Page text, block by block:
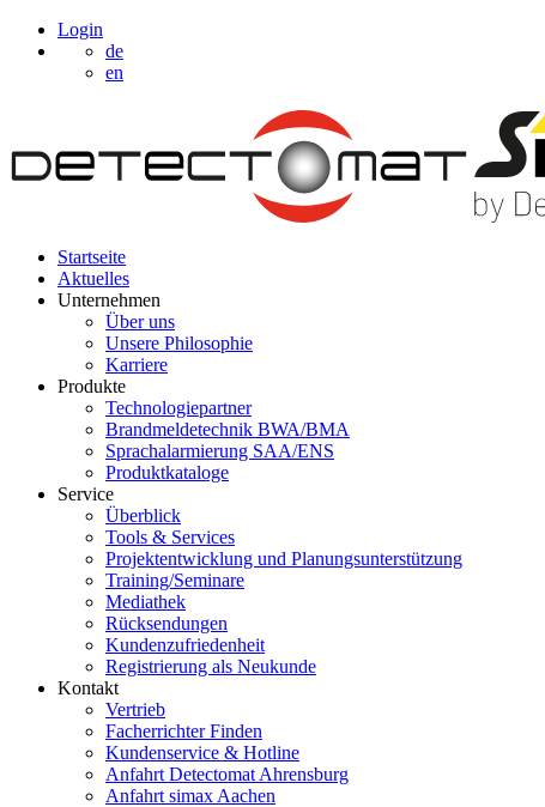
Login
de
en
Startseite
Aktuelles
Unternehmen
Über uns
Unsere Philosophie
Karriere
Produkte
Technologiepartner
Brandmeldetechnik BWA/BMA
Sprachalarmierung SAA/ENS
Produktkataloge
Service
Überblick
Tools & Services
Projektentwicklung und Planungsunterstützung
Training/Seminare
Mediathek
Rücksendungen
Kundenzufriedenheit
Registrierung als Neukunde
Kontakt
Vertrieb
Facherrichter Finden
Kundenservice & Hotline
Anfahrt Detectomat Ahrensburg
Anfahrt simax Aachen